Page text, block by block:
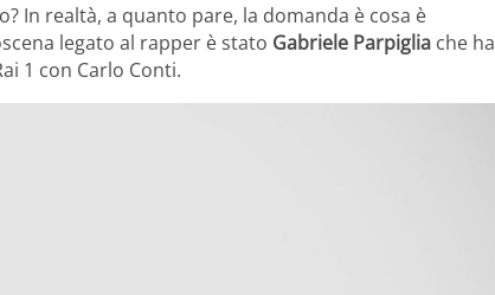
In realtà, a quanto pare, la domanda è cosa è
legato al rapper è stato Gabriele Parpiglia che ha
1 con Carlo Conti.